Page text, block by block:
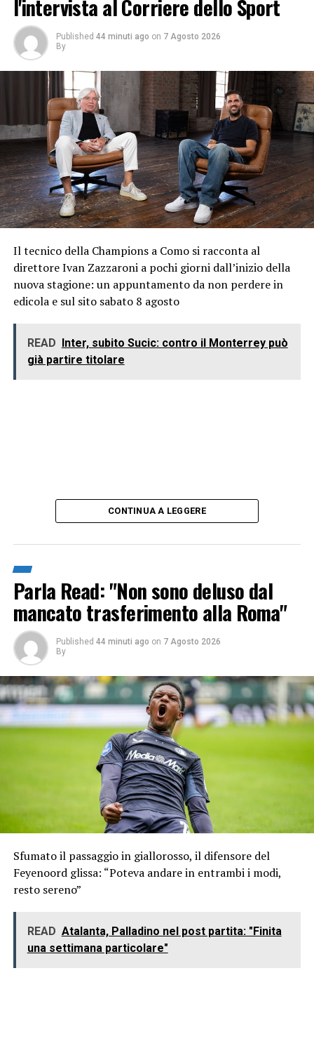
l'intervista al Corriere dello Sport
Published 44 minuti ago on 7 Agosto 2026
By
Il tecnico della Champions a Como si racconta al
direttore Ivan Zazzaroni a pochi giorni dall’inizio della
nuova stagione: un appuntamento da non perdere in
edicola e sul sito sabato 8 agosto
READ Inter, subito Sucic: contro il Monterrey può
già partire titolare
CONTINUA A LEGGERE
Parla Read: "Non sono deluso dal
mancato trasferimento alla Roma"
Published 44 minuti ago on 7 Agosto 2026
By
Sfumato il passaggio in giallorosso, il difensore del
Feyenoord glissa: “Poteva andare in entrambi i modi,
resto sereno”
READ Atalanta, Palladino nel post partita: "Finita
una settimana particolare"